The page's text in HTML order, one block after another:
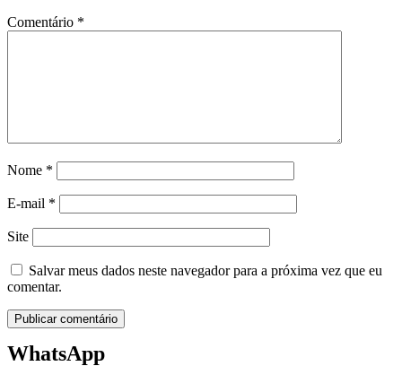
Comentário *
Nome *
E-mail *
Site
Salvar meus dados neste navegador para a próxima vez que eu
comentar.
WhatsApp